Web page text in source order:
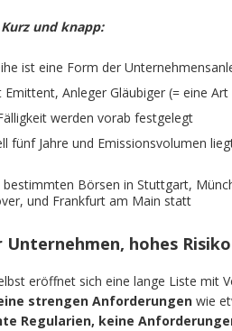
und knapp:
ist eine Form der
Anleger Gläubiger (= eine
werden vorab festgelegt
fünf Jahre und Emissionsvolumen
bestimmten Börsen in Stuttgart,
und Frankfurt am Main statt
hohes
eröffnet sich eine lange Liste mit
strengen Anforderungen wie
Regularien, keine